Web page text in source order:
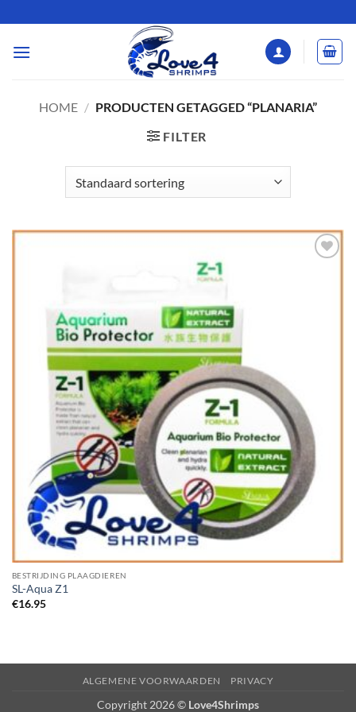
naar
inhoud
HOME / PRODUCTEN GETAGGED “PLANARIA”
FILTER
BESTRIJDING PLAAGDIEREN
SL-Aqua Z1
€16.95
ALGEMENE VOORWAARDEN PRIVACY
Copyright 2026 © Love4Shrimps